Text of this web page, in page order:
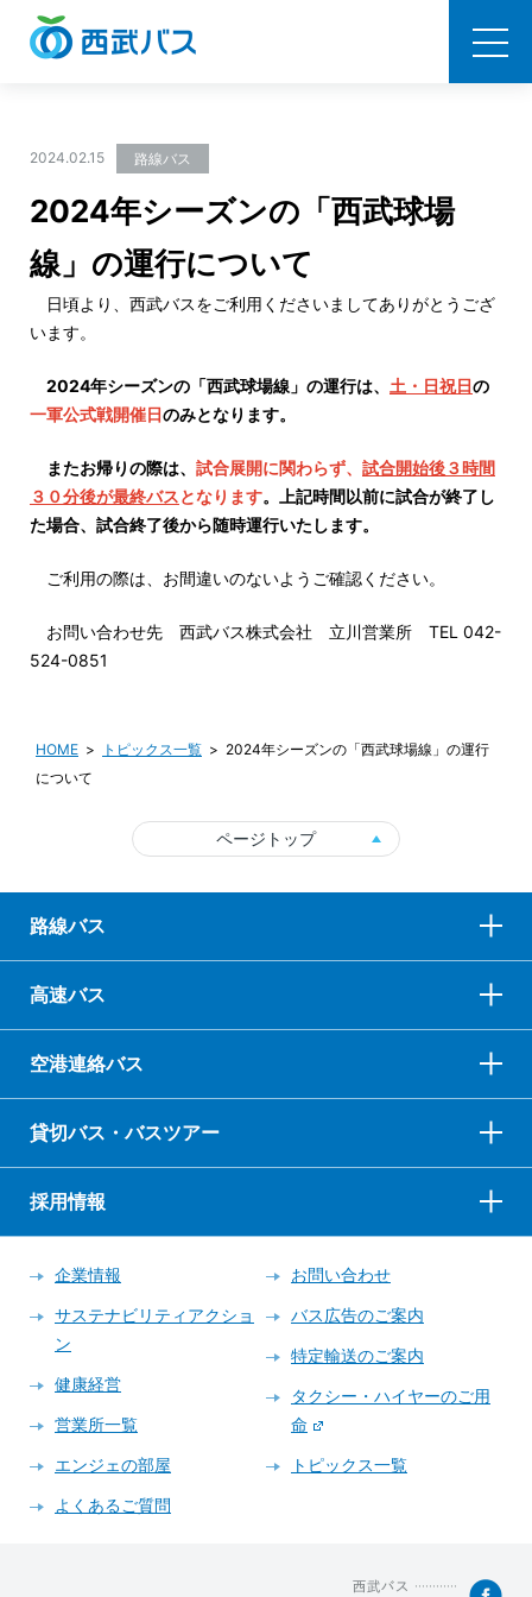
2024年シーズンの「西武球場
線」の運行について
2024.02.15 路線バス
日頃より、西武バスをご利用くださいましてありがとうござ
います。
2024年シーズンの「西武球場線」の運行は、 土・日祝日の
一軍公式戦開催日のみとなります。
またお帰りの際は、 試合展開に関わらず、 試合開始後３時間
３０分後が最終バスとなります。上記時間以前に試合が終了し
た場合、試合終了後から随時運行いたします。
ご利用の際は、お間違いのないようご確認ください。
お問い合わせ先 西武バス株式会社 立川営業所 TEL 042-
524-0851
HOME トピックス一覧
2024年シーズンの「西武球場線」の運行
について
ページトップ
路線バス
高速バス
空港連絡バス
貸切バス・バスツアー
採用情報
企業情報
サステナビリティアクショ
ン
健康経営
営業所一覧
エンジェの部屋
よくあるご質問
お問い合わせ
バス広告のご案内
特定輸送のご案内
タクシー・ハイヤーのご用
命
トピックス一覧